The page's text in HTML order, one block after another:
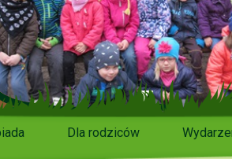
Dla rodziców